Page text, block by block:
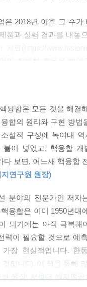
보다는 당시 소련의 자
장치가 없던 토카막의
1965 년 영국 컬햄에
시비르스크에서 열렸
가 그동안 성취한 결과
온도 1000만 도, 에너지
시 엄청난 파장을 일으
우리들에게 수많은 질
지 연구소(Culham
었다. 당시 영국에서는
확하게 측정하는 방법
사들이 탑승했다. 소위
할 예정이었다.
은 2018년 이후 그 수
품과 실험 결과를 내놓
이 활발한 활동을 벌
며 한 단계 도약하고 있
장에 에너지를 공급하
핵융합로가
다. 서울 마포에는 무
. ‘막’이라는 게 ‘물건
? 뭔가 신비한 이름 같
름의 록밴드도 있다.
‘자기장 코일이 감긴
융합은 모든 것을 해
합의 원리와 구현 방
설적 구성에 녹여내
불어 넣었고, 핵융합
다 보면, 어느새 핵융합
연구원 원장)
분야의 전문가인 저
융합은 이미 1950년
되기에는 아직 극복
력이 필요할 것으로 예
장 현실적입니다. 한
것입니다. 이 책을 통해